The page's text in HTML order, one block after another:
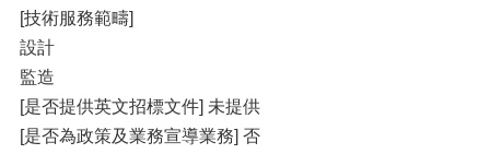
[技術服務範疇]
設計
監造
[是否提供英文招標文件] 未提供
[是否為政策及業務宣導業務] 否